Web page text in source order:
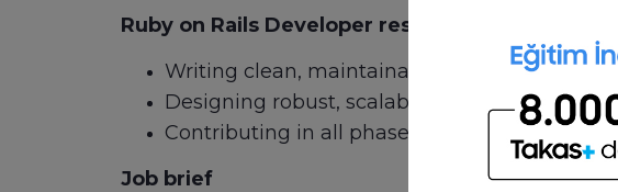
Ruby on Rails Developer responsibilities include:
Writing clean, maintainable and efficient
Designing robust, scalable and secure
Contributing in all phases of the development
Job brief